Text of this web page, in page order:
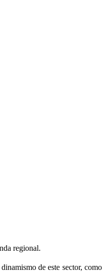
regional.
de este sector, como